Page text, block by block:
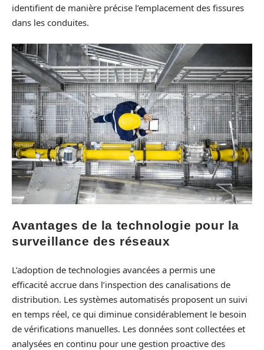
identifient de manière précise l’emplacement des fissures
dans les conduites.
Avantages de la technologie pour la
surveillance des réseaux
L’adoption de technologies avancées a permis une
efficacité accrue dans l’inspection des canalisations de
distribution. Les systèmes automatisés proposent un suivi
en temps réel, ce qui diminue considérablement le besoin
de vérifications manuelles. Les données sont collectées et
analysées en continu pour une gestion proactive des